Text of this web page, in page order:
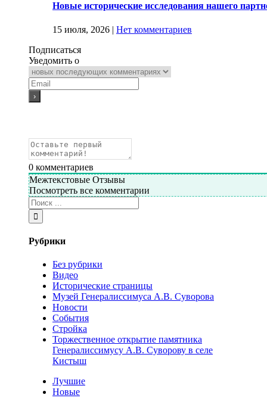
Новые исторические исследования нашего
15 июля, 2026 | Нет комментариев
Подписаться
Уведомить о
0 комментариев
Межтекстовые Отзывы
Посмотреть все комментарии
Рубрики
Без рубрики
Видео
Исторические страницы
Музей Генералиссимуса А.В. Суворова
Новости
События
Стройка
Торжественное открытие памятника
Генералиссимусу А.В. Суворову в селе
Кистыш
Лучшие
Новые